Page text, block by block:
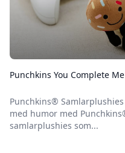
Punchkins You Complete Me
Punchkins®
med humor med
samlarplushies som...